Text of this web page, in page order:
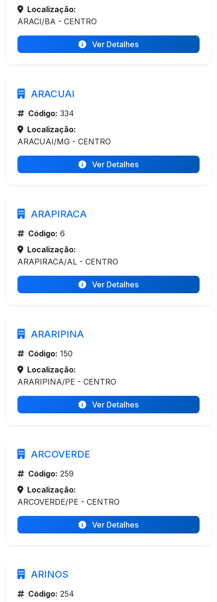
Localização:
ARACI/BA - CENTRO
Ver Detalhes
ARACUAI
Código: 334
Localização:
ARACUAI/MG - CENTRO
Ver Detalhes
ARAPIRACA
Código: 6
Localização:
ARAPIRACA/AL - CENTRO
Ver Detalhes
ARARIPINA
Código: 150
Localização:
ARARIPINA/PE - CENTRO
Ver Detalhes
ARCOVERDE
Código: 259
Localização:
ARCOVERDE/PE - CENTRO
Ver Detalhes
ARINOS
Código: 254